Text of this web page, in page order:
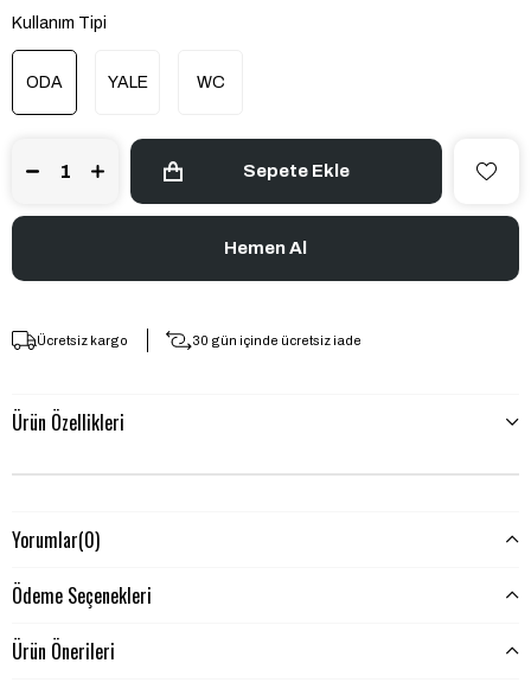
Kullanım Tipi
ODA YALE WC
Ücretsiz kargo 30 gün içinde ücretsiz iade
Ürün Özellikleri
Yorumlar(0)
Ödeme Seçenekleri
Ürün Önerileri